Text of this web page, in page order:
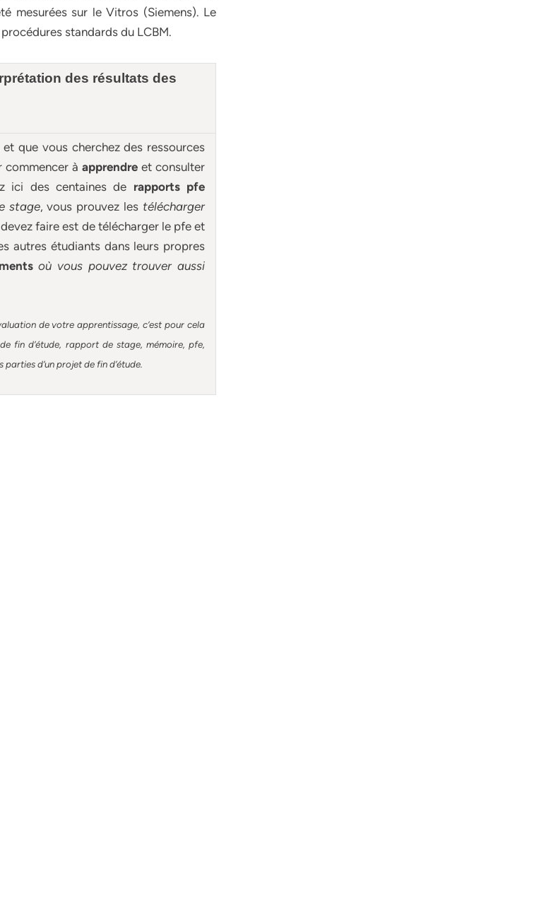
mesurées sur le Vitros (Siemens). Le
standards du LCBM.
des résultats des
que vous cherchez des ressources
commencer àapprendre et consulter
ici des centaines de rapports pfe
stage, vous prouvez les télécharger
faire est de télécharger le pfe et
autres étudiants dans leurs propres
où vous pouvez trouver aussi
de votre apprentissage, c’est pour cela
fin d’étude, rapport de stage, mémoire, pfe,
d’un projet de fin d’étude